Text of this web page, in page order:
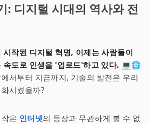
: 디지털 시대의 역사와 전
시작된 디지털 혁명, 이제는 사람들이
속도로 인생을 '업로드'하고 있다. 💻🌐
서부터 지금까지, 기술의 발전은 우리
시켰을까?
은 인터넷의 등장과 무관하게 볼 수 없